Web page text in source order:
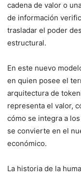
cadena de valor o
de información
trasladar el poder
estructural.
En este nuevo
en quien posee el
arquitectura de
representa el valor,
cómo se integra a
se convierte en el
económico.
La historia de la